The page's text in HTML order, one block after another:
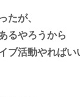
たが、
るやろうから
ブ活動やればい